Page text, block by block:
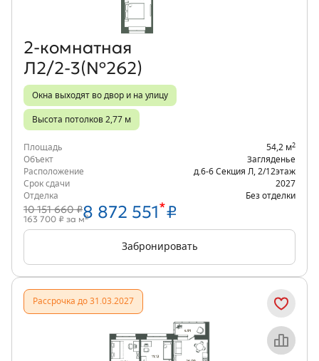
2‑комнатная
Л2/2-3(№262)
Окна выходят во двор и на улицу
Высота потолков 2,77 м
Площадь 54,2 м2
Объект
Загляденье
Расположение
д.6-6 Секция Л 2/12этаж
Срок сдачи
2027
Отделка
Без отделки
10 151 660 ₽8 872 551*₽
163 700 ₽ за м2
Забронировать
Рассрочка до 31.03.2027